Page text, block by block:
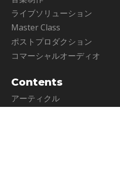
ライブソリューション
Master Class
ポストプロダクション
コマーシャルオーディオ
Contents
アーティクル